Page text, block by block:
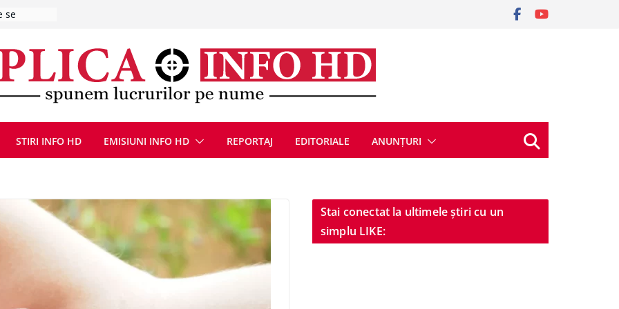
2026
cu un
a
cu
un
STIRI INFO HD EMISIUNI INFO HD REPORTAJ EDITORIALE ANUNȚURI
Stai conectat la ultimele știri cu un
simplu LIKE: